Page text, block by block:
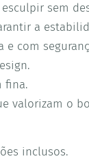
sem
a
e com
fina.
valorizam o
inclusos.